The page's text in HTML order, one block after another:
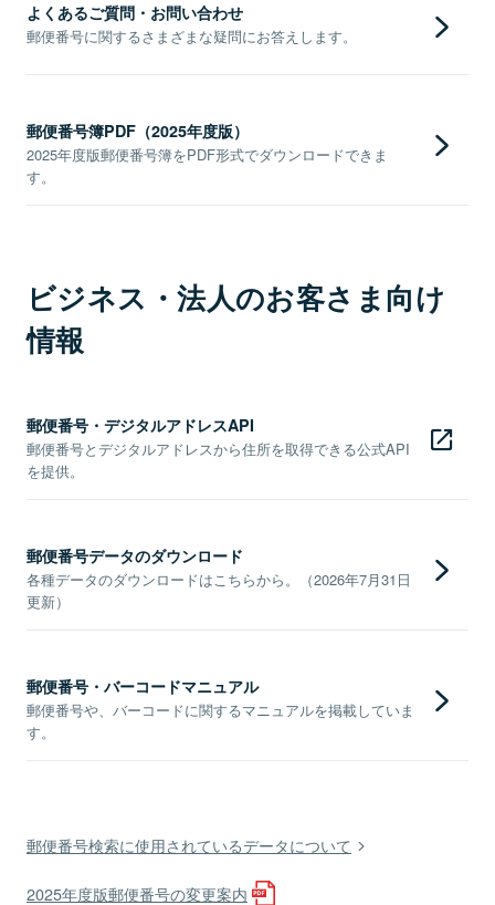
よくあるご質問・お問い合わせ
郵便番号に関するさまざまな疑問にお答えします。
郵便番号簿PDF（2025年度版）
2025年度版郵便番号簿をPDF形式でダウンロードできま
す。
ビジネス・法人のお客さま向け
情報
郵便番号・デジタルアドレスAPI
郵便番号とデジタルアドレスから住所を取得できる公式API
を提供。
郵便番号データのダウンロード
各種データのダウンロードはこちらから。（2026年7月31日
更新）
郵便番号・バーコードマニュアル
郵便番号や、バーコードに関するマニュアルを掲載していま
す。
郵便番号検索に使用されているデータについて
2025年度版郵便番号の変更案内